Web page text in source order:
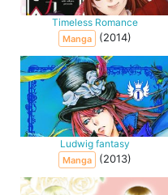
Timeless Romance
Manga (2014)
Ludwig fantasy
Manga (2013)